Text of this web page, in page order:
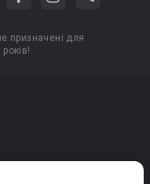
призначені для